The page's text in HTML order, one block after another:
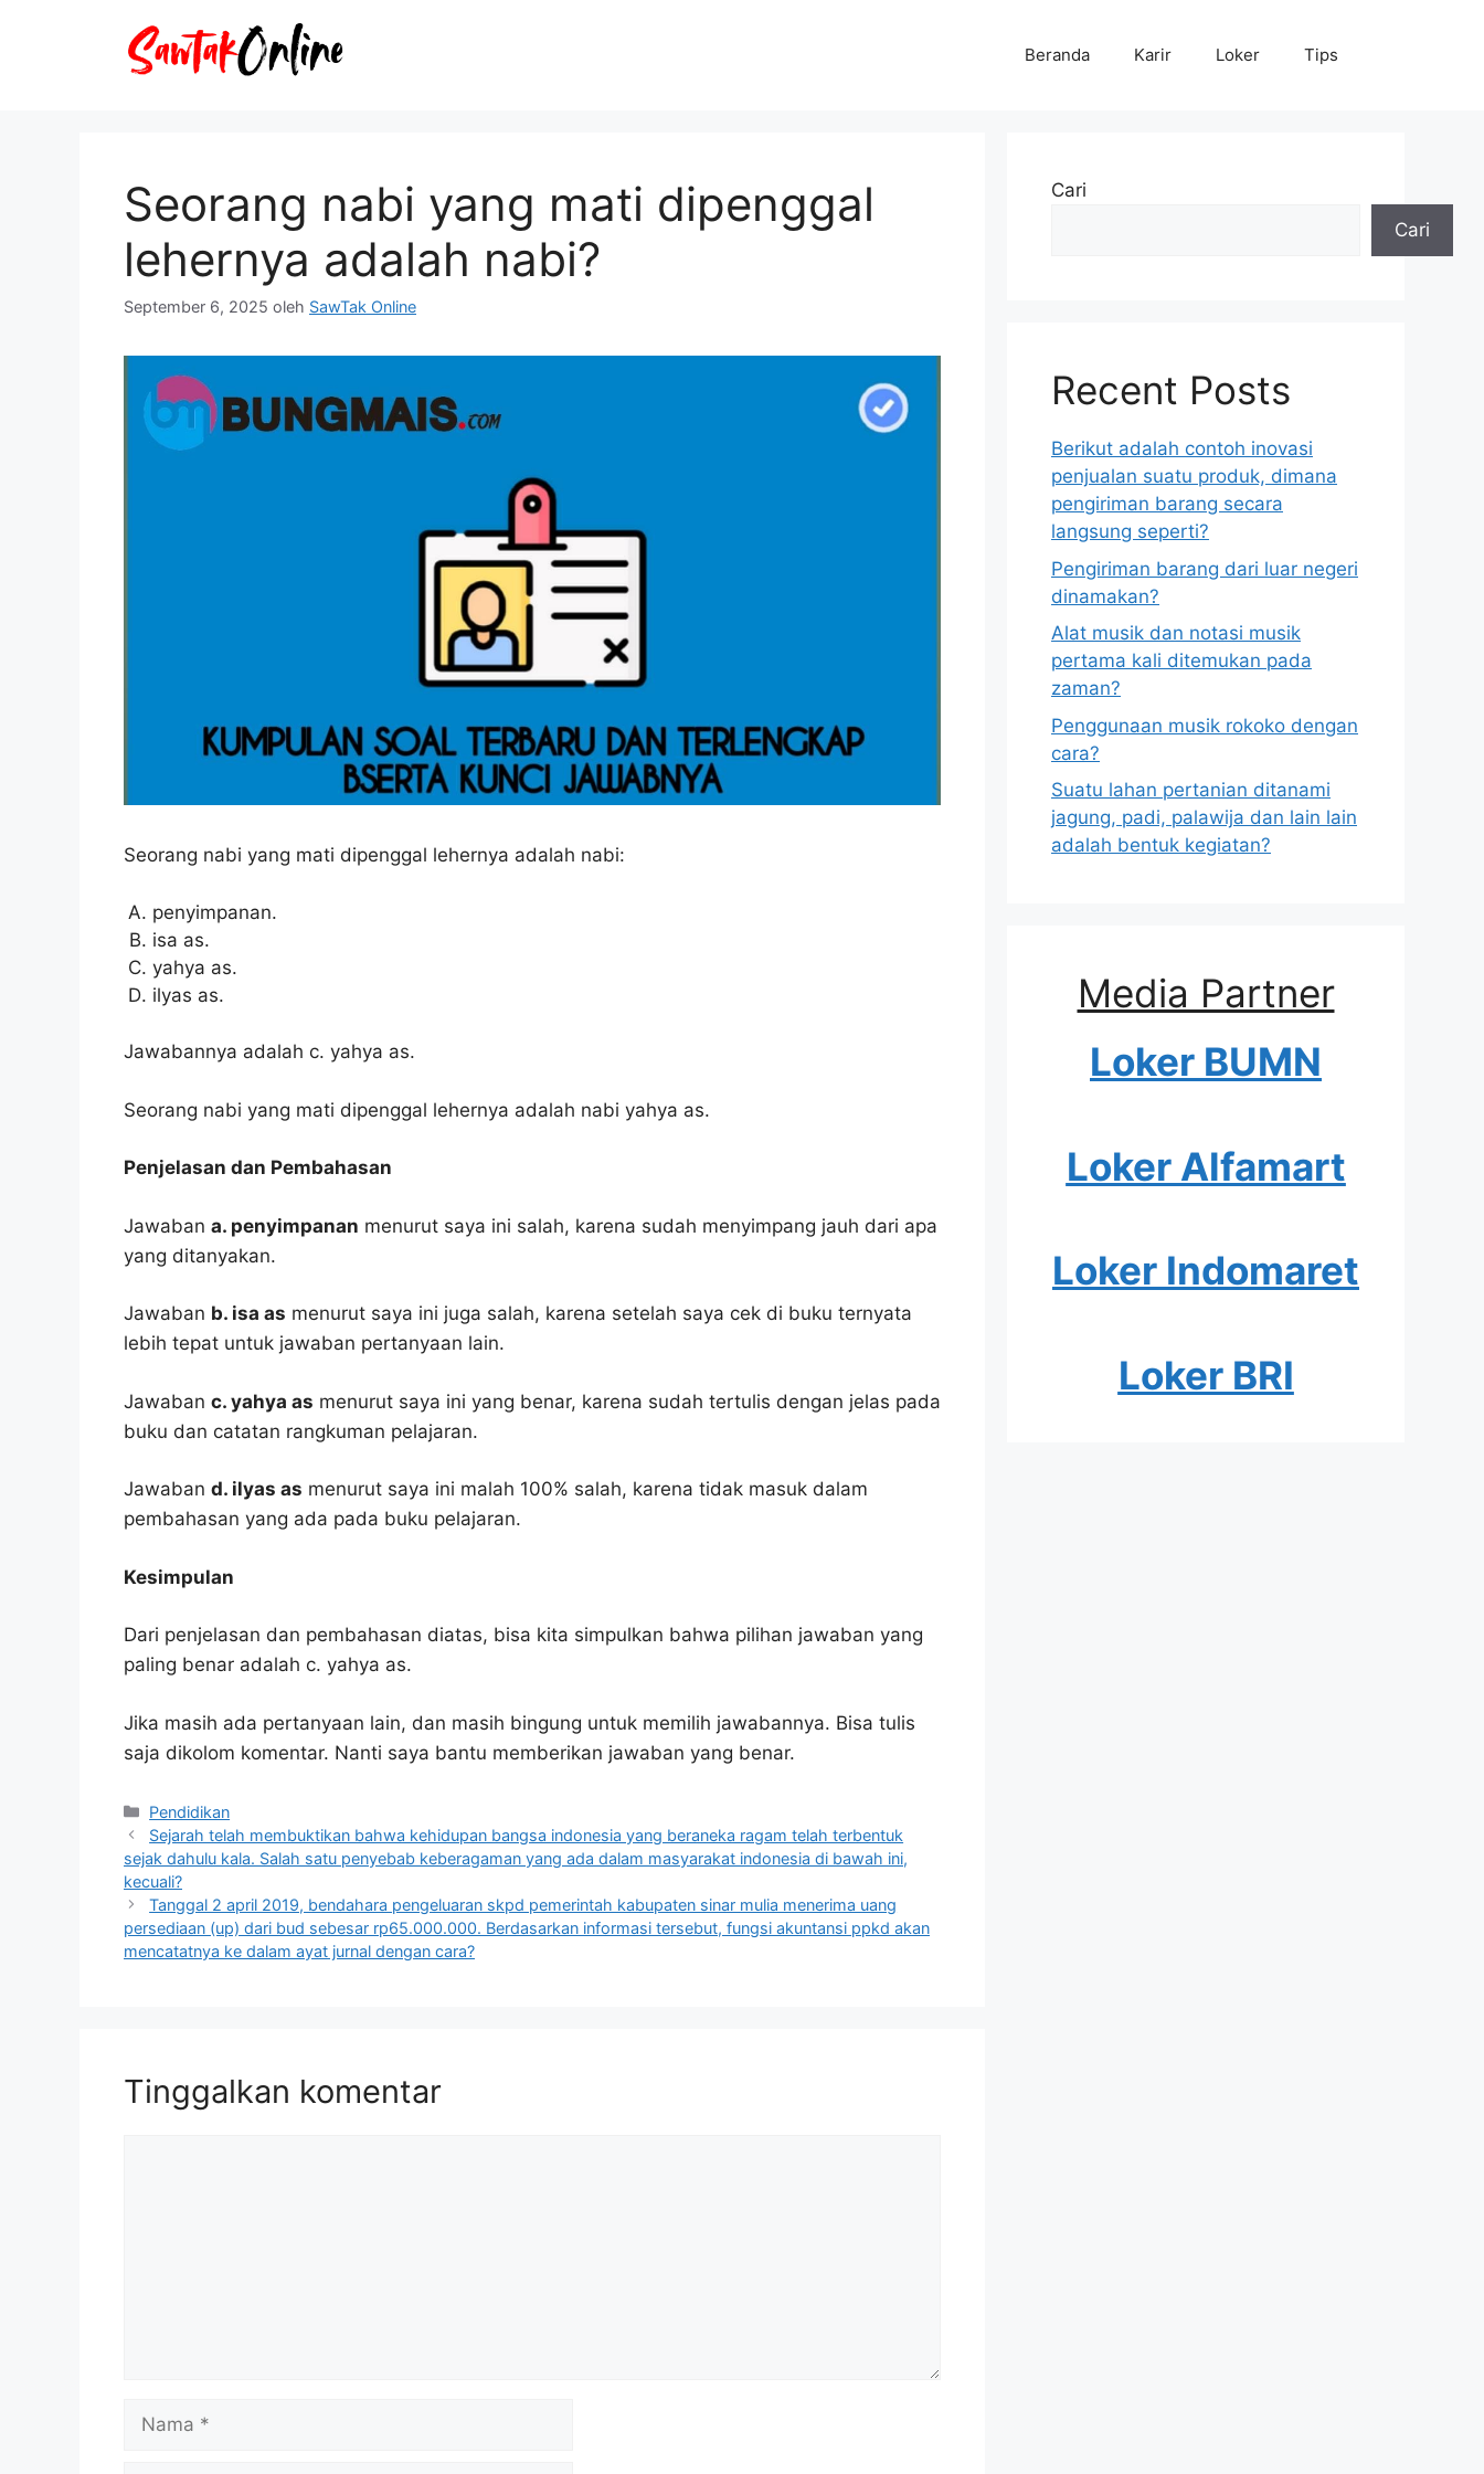
Beranda Karir Loker Tips
Seorang nabi yang mati dipenggal
lehernya adalah nabi?
September 6, 2025 oleh SawTak Online
Seorang nabi yang mati dipenggal lehernya adalah nabi:
penyimpanan.
isa as.
yahya as.
ilyas as.
Jawabannya adalah c. yahya as.
Seorang nabi yang mati dipenggal lehernya adalah nabi yahya as.
Penjelasan dan Pembahasan
Jawaban a. penyimpanan menurut saya ini salah, karena sudah menyimpang jauh dari apa
yang ditanyakan.
Jawaban b. isa as menurut saya ini juga salah, karena setelah saya cek di buku ternyata
lebih tepat untuk jawaban pertanyaan lain.
Jawaban c. yahya as menurut saya ini yang benar, karena sudah tertulis dengan jelas pada
buku dan catatan rangkuman pelajaran.
Jawaban d. ilyas as menurut saya ini malah 100% salah, karena tidak masuk dalam
pembahasan yang ada pada buku pelajaran.
Kesimpulan
Dari penjelasan dan pembahasan diatas, bisa kita simpulkan bahwa pilihan jawaban yang
paling benar adalah c. yahya as.
Jika masih ada pertanyaan lain, dan masih bingung untuk memilih jawabannya. Bisa tulis
saja dikolom komentar. Nanti saya bantu memberikan jawaban yang benar.
Kategori
Pendidikan
Sejarah telah membuktikan bahwa kehidupan bangsa indonesia yang beraneka ragam telah terbentuk
sejak dahulu kala. Salah satu penyebab keberagaman yang ada dalam masyarakat indonesia di bawah ini,
kecuali?
Tanggal 2 april 2019, bendahara pengeluaran skpd pemerintah kabupaten sinar mulia menerima uang
persediaan (up) dari bud sebesar rp65.000.000. Berdasarkan informasi tersebut, fungsi akuntansi ppkd akan
mencatatnya ke dalam ayat jurnal dengan cara?
Tinggalkan komentar
Cari
Cari
Recent Posts
Berikut adalah contoh inovasi
penjualan suatu produk, dimana
pengiriman barang secara
langsung seperti?
Pengiriman barang dari luar negeri
dinamakan?
Alat musik dan notasi musik
pertama kali ditemukan pada
zaman?
Penggunaan musik rokoko dengan
cara?
Suatu lahan pertanian ditanami
jagung, padi, palawija dan lain lain
adalah bentuk kegiatan?
Media Partner
Loker BUMN
Loker Alfamart
Loker Indomaret
Loker BRI